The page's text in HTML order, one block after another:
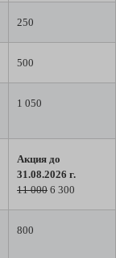
250
500
1 050
Акция до
31.08.2026 г.
11 000 6 300
800